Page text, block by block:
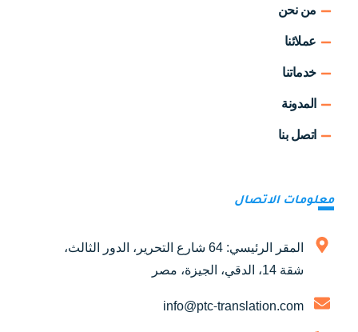
من نحن
عملائنا
خدماتنا
المدونة
اتصل بنا
معلومات الاتصال
المقر الرئيسي: 64 شارع التحرير، الدور الثالث،
شقة 14، الدقي، الجيزة، مصر
info@ptc-translation.com